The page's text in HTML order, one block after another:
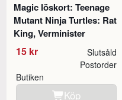
Magic löskort: Teenage
Mutant Ninja Turtles: Rat
King, Verminister
15 kr Slutsåld
Butiken
Postorder
Köp